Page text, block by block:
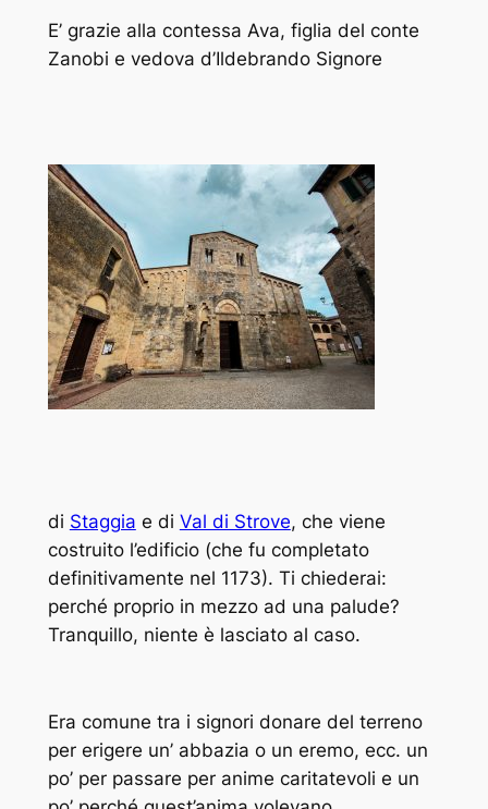
E’ grazie alla contessa Ava, figlia del conte
Zanobi e vedova d’Ildebrando Signore
di Staggia e di Val di Strove, che viene
costruito l’edificio (che fu completato
definitivamente nel 1173). Ti chiederai:
perché proprio in mezzo ad una palude?
Tranquillo, niente è lasciato al caso.
Era comune tra i signori donare del terreno
per erigere un’ abbazia o un eremo, ecc. un
po’ per passare per anime caritatevoli e un